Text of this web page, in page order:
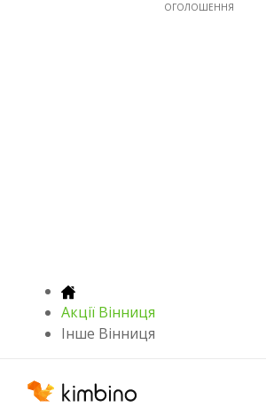
ОГОЛОШЕННЯ
Акції Вінниця
Інше Вінниця